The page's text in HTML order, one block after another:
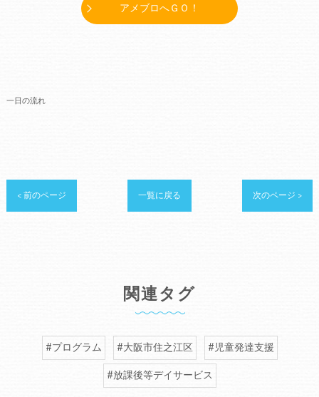
アメブロへＧＯ！
一日の流れ
< 前のページ 一覧に戻る 次のページ >
関連タグ
#プログラム #大阪市住之江区
#児童発達支援
#放課後等デイサービス